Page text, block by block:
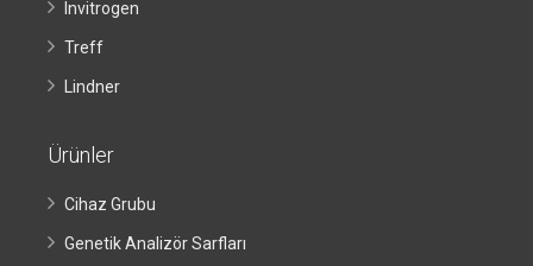
Invitrogen
Treff
Lindner
Ürünler
Cihaz Grubu
Genetik Analizör Sarfları